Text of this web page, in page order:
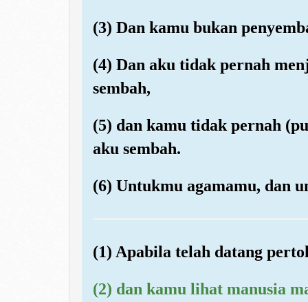
(3) Dan kamu bukan
(4) Dan aku tidak pernah
sembah,
(5) dan kamu tidak pernah
aku sembah.
(6) Untukmu agamamu, dan
(1) Apabila telah datang
(2) dan kamu lihat manusia